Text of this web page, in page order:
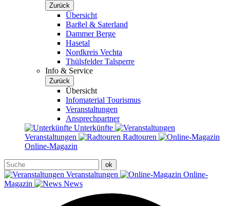
Zurück
Übersicht
Barßel & Saterland
Dammer Berge
Hasetal
Nordkreis Vechta
Thülsfelder Talsperre
Info & Service
Zurück
Übersicht
Infomaterial Tourismus
Veranstaltungen
Ansprechpartner
Unterkünfte
Veranstaltungen
Radtouren
Online-Magazin
Veranstaltungen
Online-
Magazin
News